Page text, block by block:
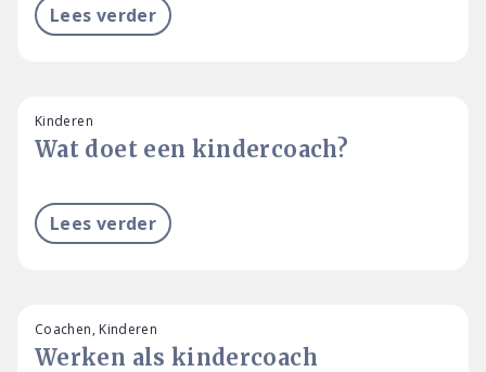
Lees verder
Wat doet een kindercoach?
Kinderen
Lees verder
Werken als kindercoach
Coachen, Kinderen